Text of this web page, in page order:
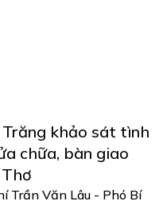
khảo sát tình
chữa, bàn giao
Trần Văn Lâu - Phó Bí